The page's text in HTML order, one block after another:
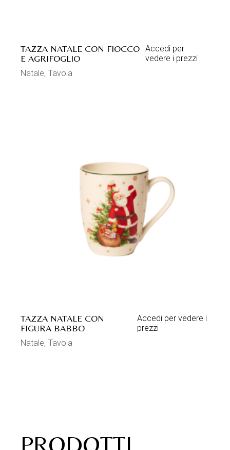
TAZZA NATALE CON FIOCCO
E AGRIFOGLIO
Accedi per
vedere i prezzi
Natale Tavola
TAZZA NATALE CON
FIGURA BABBO
Accedi per vedere i
prezzi
Natale Tavola
PRODOTTI